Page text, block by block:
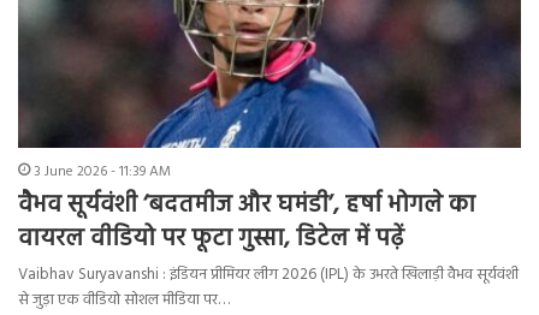
3 June 2026 - 11:39 AM
वैभव सूर्यवंशी ‘बदतमीज और घमंडी’, हर्षा भोगले का
वायरल वीडियो पर फूटा गुस्सा, डिटेल में पढ़ें
Vaibhav Suryavanshi : इंडियन प्रीमियर लीग 2026 (IPL) के उभरते खिलाड़ी वैभव सूर्यवंशी
से जुड़ा एक वीडियो सोशल मीडिया पर…